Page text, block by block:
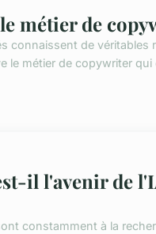
métier de
connaissent de
le métier de copywriter
il l'avenir de
constamment à la